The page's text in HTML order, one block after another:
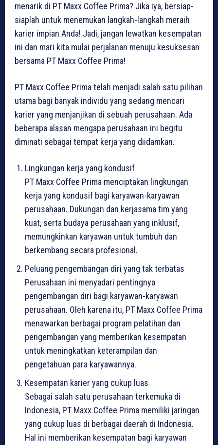
menarik di PT Maxx Coffee Prima? Jika iya, bersiap-
siaplah untuk menemukan langkah-langkah meraih
karier impian Anda! Jadi, jangan lewatkan kesempatan
ini dan mari kita mulai perjalanan menuju kesuksesan
bersama PT Maxx Coffee Prima!
PT Maxx Coffee Prima telah menjadi salah satu pilihan
utama bagi banyak individu yang sedang mencari
karier yang menjanjikan di sebuah perusahaan. Ada
beberapa alasan mengapa perusahaan ini begitu
diminati sebagai tempat kerja yang diidamkan.
Lingkungan kerja yang kondusif
PT Maxx Coffee Prima menciptakan lingkungan
kerja yang kondusif bagi karyawan-karyawan
perusahaan. Dukungan dan kerjasama tim yang
kuat, serta budaya perusahaan yang inklusif,
memungkinkan karyawan untuk tumbuh dan
berkembang secara profesional.
Peluang pengembangan diri yang tak terbatas
Perusahaan ini menyadari pentingnya
pengembangan diri bagi karyawan-karyawan
perusahaan. Oleh karena itu, PT Maxx Coffee Prima
menawarkan berbagai program pelatihan dan
pengembangan yang memberikan kesempatan
untuk meningkatkan keterampilan dan
pengetahuan para karyawannya.
Kesempatan karier yang cukup luas
Sebagai salah satu perusahaan terkemuka di
Indonesia, PT Maxx Coffee Prima memiliki jaringan
yang cukup luas di berbagai daerah di Indonesia.
Hal ini memberikan kesempatan bagi karyawan